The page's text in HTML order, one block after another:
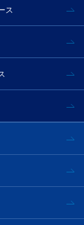
ス